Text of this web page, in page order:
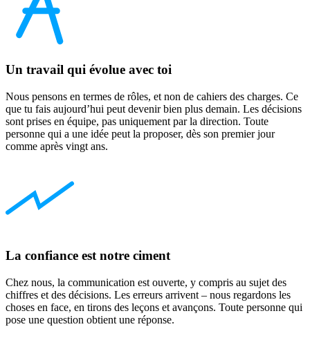
Un travail qui évolue avec toi
Nous pensons en termes de rôles, et non de cahiers des charges. Ce
que tu fais aujourd’hui peut devenir bien plus demain. Les décisions
sont prises en équipe, pas uniquement par la direction. Toute
personne qui a une idée peut la proposer, dès son premier jour
comme après vingt ans.
La confiance est notre ciment
Chez nous, la communication est ouverte, y compris au sujet des
chiffres et des décisions. Les erreurs arrivent – nous regardons les
choses en face, en tirons des leçons et avançons. Toute personne qui
pose une question obtient une réponse.